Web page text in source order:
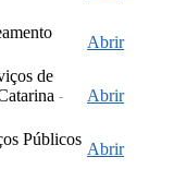
Abrir
de
-
Abrir
Públicos
Abrir